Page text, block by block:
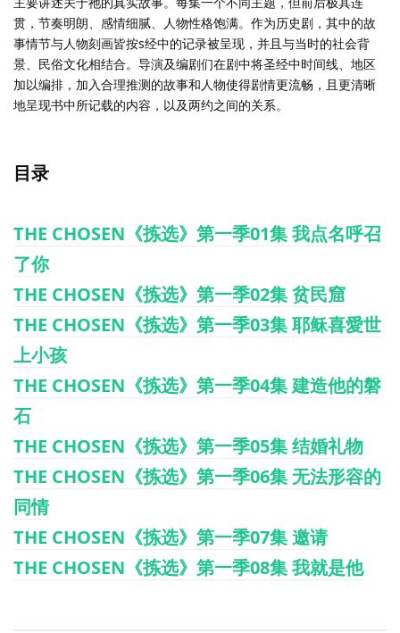
贯，节奏明朗、感情细腻、人物性格饱满。作为历史剧，其中的故
事情节与人物刻画皆按s经中的记录被呈现，并且与当时的社会背
景、民俗文化相结合。导演及编剧们在剧中将圣经中时间线、地区
加以编排，加入合理推测的故事和人物使得剧情更流畅，且更清晰
地呈现书中所记载的内容，以及两约之间的关系。
目录
THE CHOSEN《拣选》第一季01集 我点名呼召
了你
THE CHOSEN《拣选》第一季02集 贫民窟
THE CHOSEN《拣选》第一季03集 耶稣喜愛世
上小孩
THE CHOSEN《拣选》第一季04集 建造他的磐
石
THE CHOSEN《拣选》第一季05集 结婚礼物
THE CHOSEN《拣选》第一季06集 无法形容的
同情
THE CHOSEN《拣选》第一季07集 邀请
THE CHOSEN《拣选》第一季08集 我就是他